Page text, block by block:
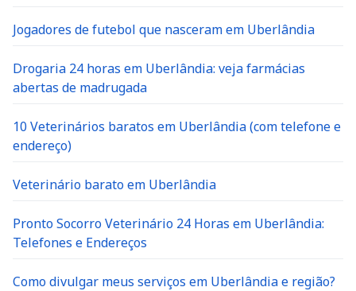
Jogadores de futebol que nasceram em Uberlândia
Drogaria 24 horas em Uberlândia: veja farmácias
abertas de madrugada
10 Veterinários baratos em Uberlândia (com telefone e
endereço)
Veterinário barato em Uberlândia
Pronto Socorro Veterinário 24 Horas em Uberlândia:
Telefones e Endereços
Como divulgar meus serviços em Uberlândia e região?